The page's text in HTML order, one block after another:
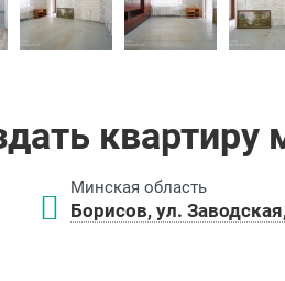
квартиру
Минская область
Борисов, ул.